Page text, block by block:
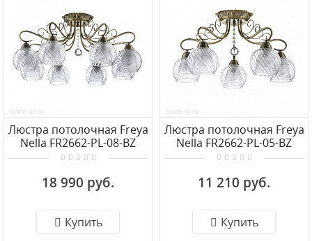
Люстра потолочная Freya
Nella FR2662-PL-08-BZ
18 990 руб.
Купить
Люстра потолочная Freya
Nella FR2662-PL-05-BZ
11 210 руб.
Купить